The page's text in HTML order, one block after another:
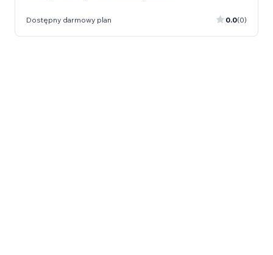
Dostępny darmowy plan 0.0(0)